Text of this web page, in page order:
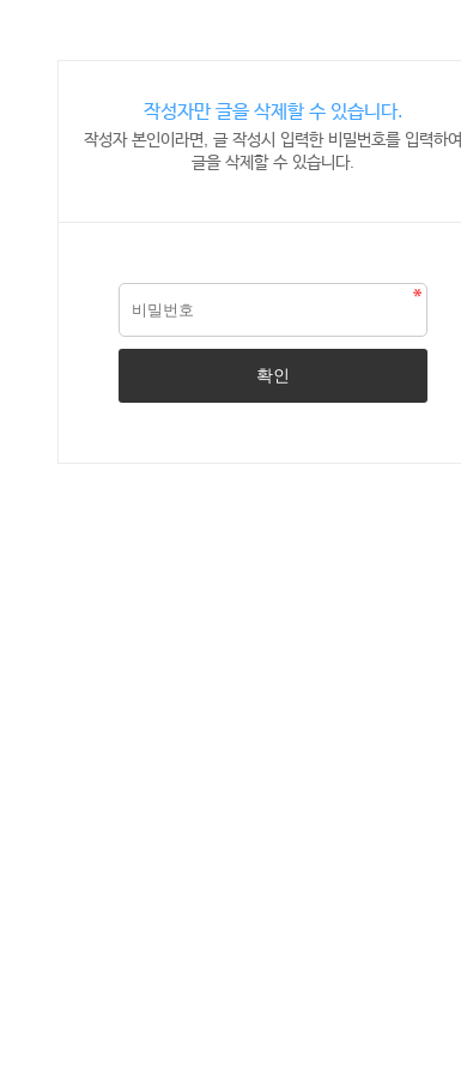
작성자만 글을 삭제할 수 있습니다.
작성자 본인이라면, 글 작성시 입력한 비밀번호를 입력하여
글을 삭제할 수 있습니다.